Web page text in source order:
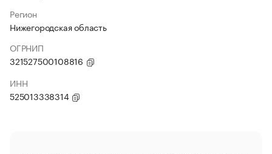
Регион
Нижегородская область
ОГРНИП
321527500108816
ИНН
525013338314